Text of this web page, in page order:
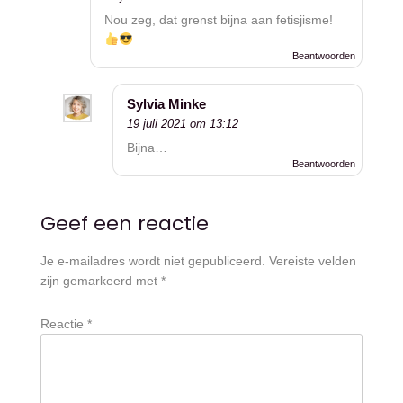
Nou zeg, dat grenst bijna aan fetisjisme!
Beantwoorden
Sylvia Minke
19 juli 2021 om 13:12
Bijna…
Beantwoorden
Geef een reactie
Je e-mailadres wordt niet gepubliceerd. Vereiste velden
zijn gemarkeerd met *
Reactie *